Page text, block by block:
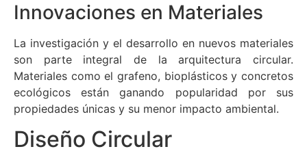
Innovaciones en Materiales
La investigación y el desarrollo en nuevos materiales
son parte integral de la arquitectura circular.
Materiales como el grafeno, bioplásticos y concretos
ecológicos están ganando popularidad por sus
propiedades únicas y su menor impacto ambiental.
Diseño Circular